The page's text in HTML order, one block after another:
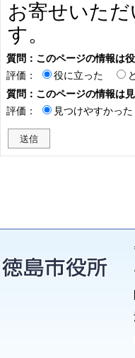
お寄せいた
す。
質問：このページの情報は
評価：
役に立った
質問：このページの情報は
評価：
見つけやすかった